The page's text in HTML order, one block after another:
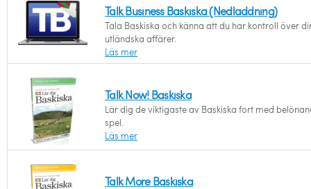
Talk Business Baskiska (Nedladdning)
Tala Baskiska och känna att du har kontroll över
utländska affärer.
Läs mer
Talk Now! Baskiska
Lär dig de viktigaste av Baskiska fort med
spel.
Läs mer
Talk More Baskiska